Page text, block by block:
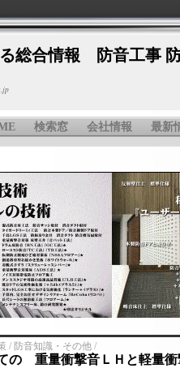
総合情報 防音工事
検索窓 会社情報 最新
/ 防音知識・その他 /
の 重量衝撃音ＬＨと軽量